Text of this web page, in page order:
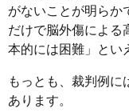
がないことが明らか
だけで脳外傷による
本的には困難」とい
もっとも、裁判例
あります。